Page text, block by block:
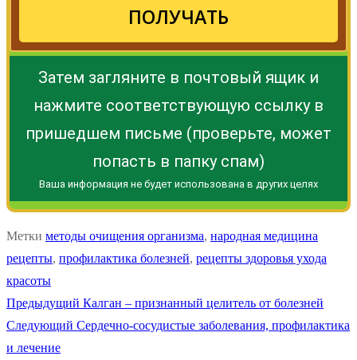
ПОЛУЧАТЬ
Затем загляните в почтовый ящик и
нажмите соответствующую ссылку в
пришедшем письме (проверьте, может
попасть в папку спам)
Ваша информация не будет использована в других целях
Метки методы очищения организма, народная медицина
рецепты, профилактика болезней, рецепты здоровья ухода
красоты
Навигация
по
Предыдущий Предыдущая
запись:
Калган – признанный целитель от болезней
Следующий Следующая
Сердечно-сосудистые заболевания, профилактика
и лечение